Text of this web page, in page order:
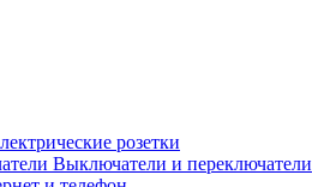
розетки
Выключатели и переключатели